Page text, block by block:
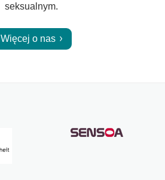
seksualnym.
Więcej o nas